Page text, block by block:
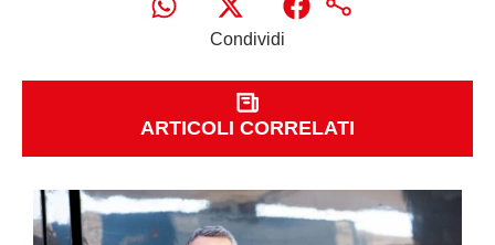
Condividi
ARTICOLI CORRELATI